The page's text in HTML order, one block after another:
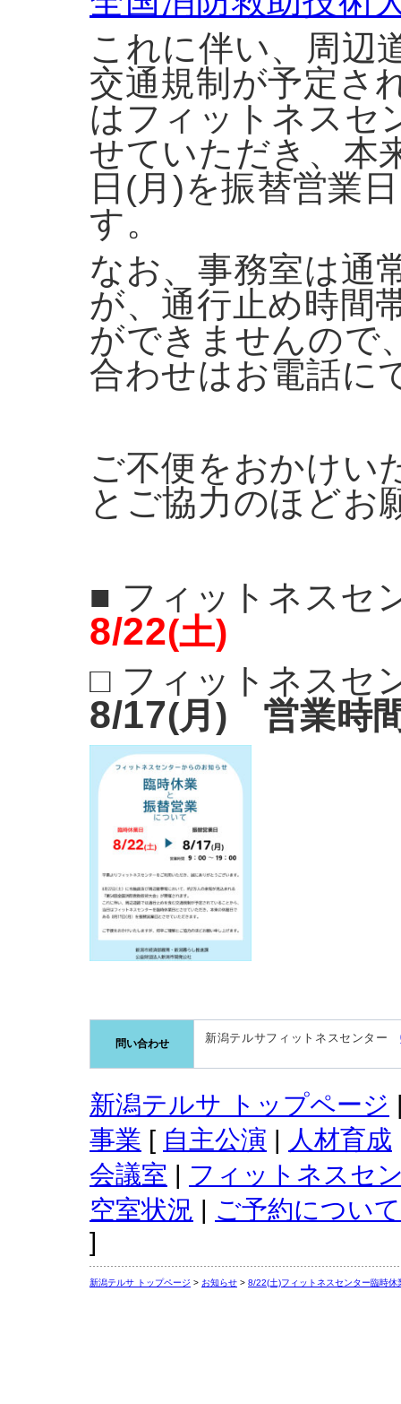
これに伴い、周辺
交通規制が予定さ
はフィットネスセ
せていただき、 本
日(月)を振替営業
す。
なお、事務室は通
が、通行止め時間
ができませんので
合わせはお電話に
ご不便をおかけい
とご協力のほどお
■ フィットネスセ
8/22(土)
□ フィットネスセ
8/17(月) 営業時
問い合わせ 新潟テルサフィットネスセンター
新潟テルサ トップページ
事業 [ 自主公演 | 人材育成
会議室 | フィットネスセ
空室状況 | ご予約について
]
新潟テルサ トップページ > お知らせ > 8/22(土)フィットネスセンター臨時休